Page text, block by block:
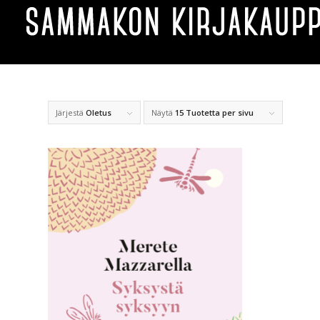
Järjestä Oletus Näytä 15 Tuotetta per sivu